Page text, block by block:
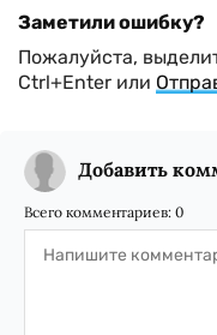
Заметили ошибку?
Пожалуйста,
Ctrl+Enter или
Добавить
Всего комментариев: 0